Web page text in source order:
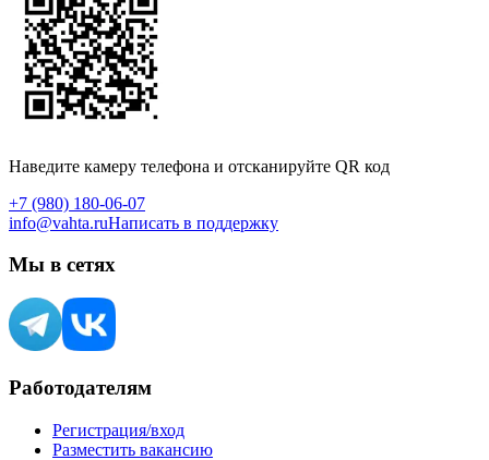
Наведите камеру телефона и отсканируйте QR код
+7 (980) 180-06-07
info@vahta.ruНаписать в поддержку
Мы в сетях
Работодателям
Регистрация/вход
Разместить вакансию